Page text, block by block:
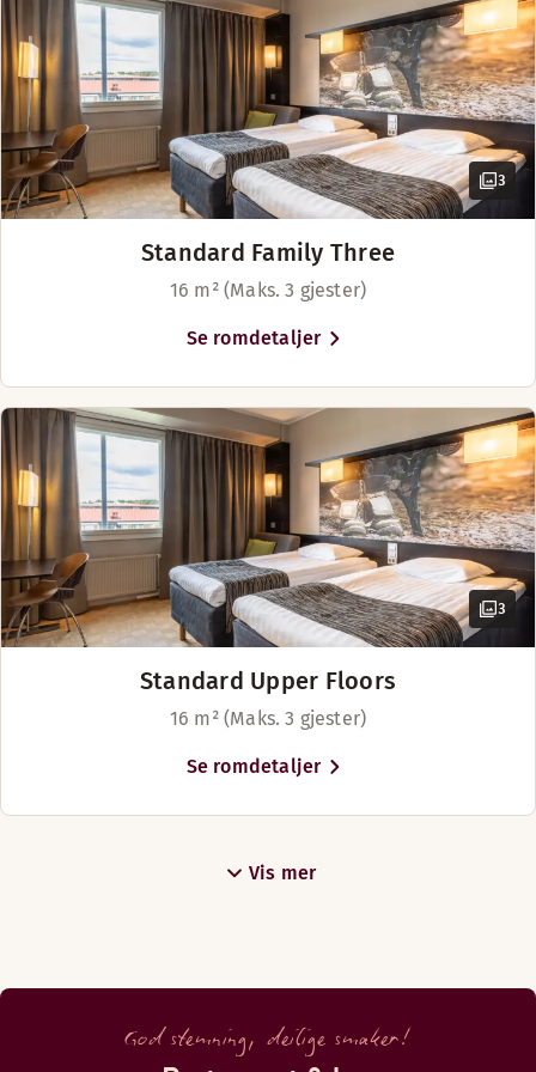
3
Standard Family Three
16 m² (Maks. 3 gjester)
Se romdetaljer
3
Standard Upper Floors
16 m² (Maks. 3 gjester)
Se romdetaljer
Vis mer
God stemning, deilige smaker!
Åpningstider
BAR
Mandag-Søndag: 09:00-01:30